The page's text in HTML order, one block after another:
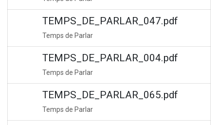
TEMPS_DE_PARLAR_047.pdf
Temps de Parlar
TEMPS_DE_PARLAR_004.pdf
Temps de Parlar
TEMPS_DE_PARLAR_065.pdf
Temps de Parlar